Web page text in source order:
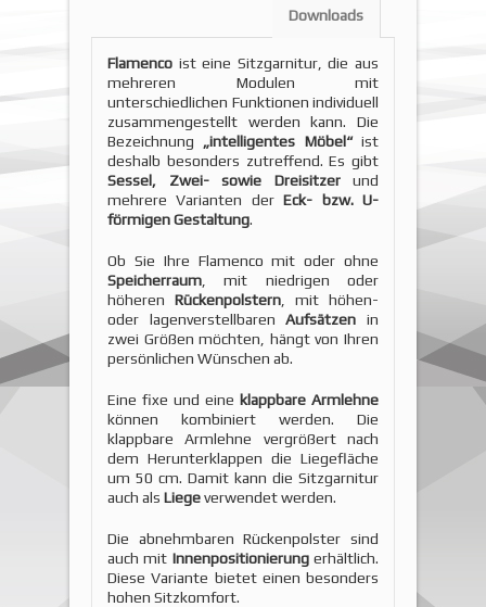
Downloads
Flamenco ist eine Sitzgarnitur, die aus
mehreren Modulen mit
unterschiedlichen Funktionen individuell
zusammengestellt werden kann. Die
Bezeichnung „intelligentes Möbel“ist
deshalb besonders zutreffend. Es gibt
Sessel, Zwei- sowie Dreisitzerund
mehrere Varianten derEck- bzw. U-
förmigen Gestaltung.
Ob Sie Ihre Flamenco mit oder ohne
Speicherraum , mit niedrigen oder
höheren Rückenpolstern , mit höhen-
oder lagenverstellbarenAufsätzen in
zwei Größen möchten, hängt von Ihren
persönlichen Wünschen ab.
Eine fixe und eine klappbare Armlehne
können kombiniert werden. Die
klappbare Armlehne vergrößert nach
dem Herunterklappen die Liegefläche
um 50 cm. Damit kann die Sitzgarnitur
auch als Liegeverwendet werden.
Die abnehmbaren Rückenpolster sind
auch mit Innenpositionierungerhältlich.
Diese Variante bietet einen besonders
hohen Sitzkomfort.